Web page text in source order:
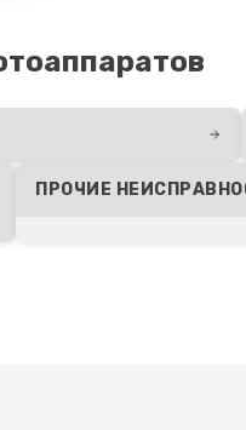
ПРОЧИЕ